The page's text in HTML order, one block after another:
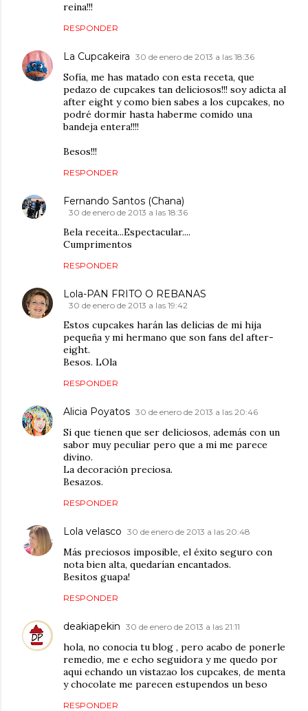
reina!!!
RESPONDER
La Cupcakeira 30 de enero de 2013 a las 18:36
Sofía, me has matado con esta receta, que
pedazo de cupcakes tan deliciosos!!! soy adicta al
after eight y como bien sabes a los cupcakes, no
podré dormir hasta haberme comido una
bandeja entera!!!!
Besos!!!
RESPONDER
Fernando Santos (Chana)
30 de enero de 2013 a las 18:36
Bela receita...Espectacular....
Cumprimentos
RESPONDER
Lola-PAN FRITO O REBANAS
30 de enero de 2013 a las 19:42
Estos cupcakes harán las delicias de mi hija
pequeña y mi hermano que son fans del after-
eight.
Besos. LOla
RESPONDER
Alicia Poyatos 30 de enero de 2013 a las 20:46
Si que tienen que ser deliciosos, además con un
sabor muy peculiar pero que a mi me parece
divino.
La decoración preciosa.
Besazos.
RESPONDER
Lola velasco 30 de enero de 2013 a las 20:48
Más preciosos imposible, el éxito seguro con
nota bien alta, quedarían encantados.
Besitos guapa!
RESPONDER
deakiapekin 30 de enero de 2013 a las 21:11
hola, no conocia tu blog , pero acabo de ponerle
remedio, me e echo seguidora y me quedo por
aqui echando un vistazao los cupcakes, de menta
y chocolate me parecen estupendos un beso
RESPONDER